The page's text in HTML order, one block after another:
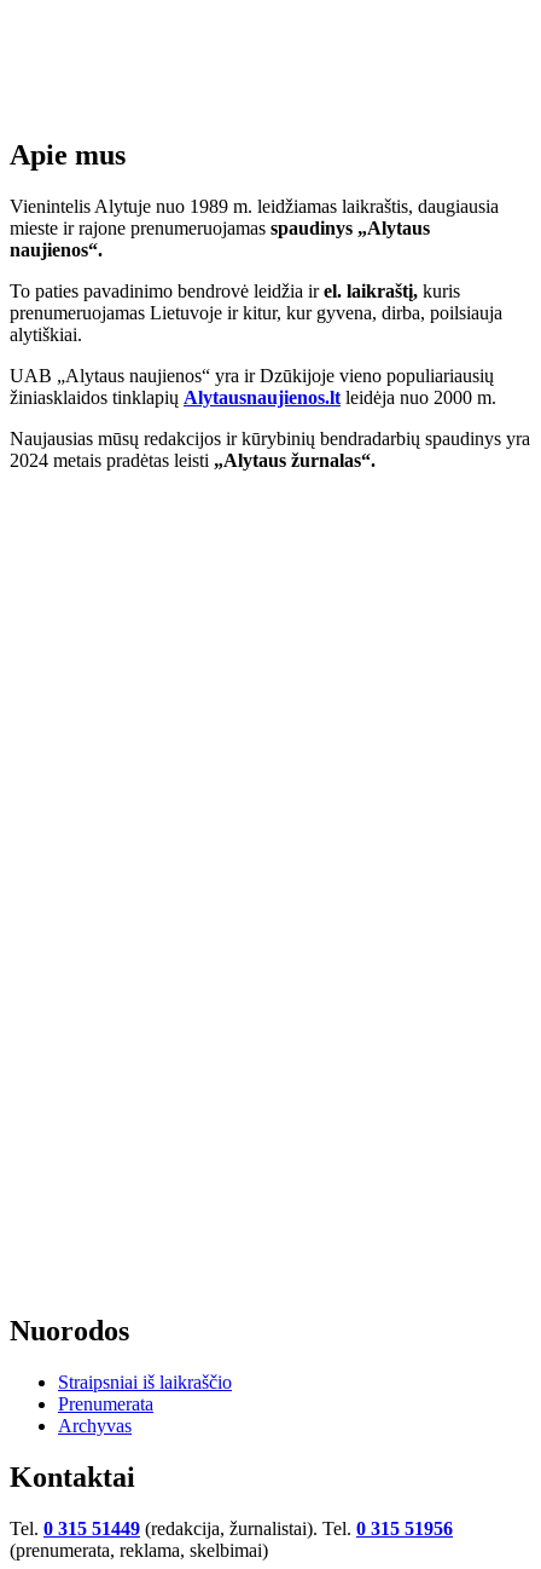
Apie mus
Vienintelis Alytuje nuo 1989 m. leidžiamas laikraštis, daugiausia
mieste ir rajone prenumeruojamas spaudinys „Alytaus
naujienos“.
To paties pavadinimo bendrovė leidžia irel. laikraštį, kuris
prenumeruojamas Lietuvoje ir kitur, kur gyvena, dirba, poilsiauja
alytiškiai.
UAB „Alytaus naujienos“ yra ir Dzūkijoje vieno populiariausių
žiniasklaidos tinklapių Alytausnaujienos.lt leidėja nuo 2000 m.
Naujausias mūsų redakcijos ir kūrybinių bendradarbių spaudinys yra
2024 metais pradėtas leisti „Alytaus žurnalas“.
Nuorodos
Straipsniai iš laikraščio
Prenumerata
Archyvas
Kontaktai
Tel. 0 315 51449 (redakcija, žurnalistai). Tel. 0 315 51956
(prenumerata, reklama, skelbimai)